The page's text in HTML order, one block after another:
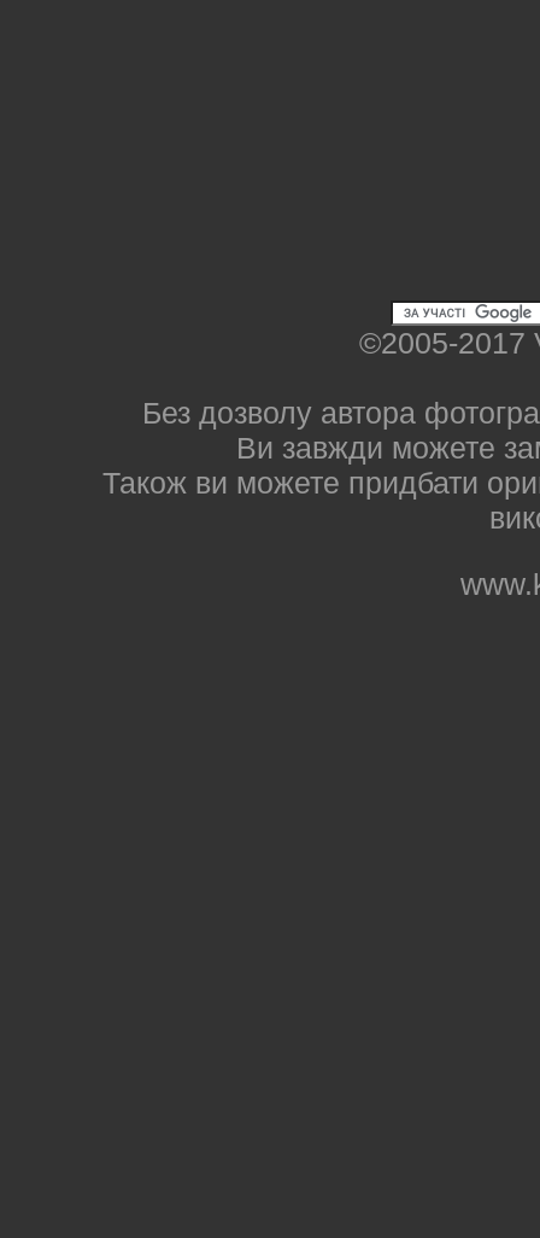
©2005-2017
Без дозволу автора
Ви завжди можете
Також ви можете придбати